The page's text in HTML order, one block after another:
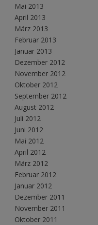
Mai 2013
April 2013
März 2013
Februar 2013
Januar 2013
Dezember 2012
November 2012
Oktober 2012
September 2012
August 2012
Juli 2012
Juni 2012
Mai 2012
April 2012
März 2012
Februar 2012
Januar 2012
Dezember 2011
November 2011
Oktober 2011